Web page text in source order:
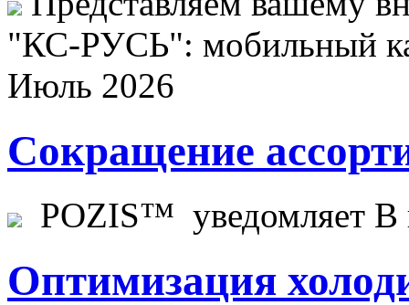
"КС-РУСЬ": мобильный
Июль 2026
Сокращение
POZIS™ уведомляет В
Оптимизация